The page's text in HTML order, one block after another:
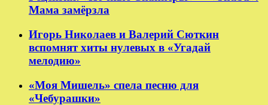
Мама замёрзла
Игорь Николаев и Валерий Сюткин
вспомнят хиты нулевых в «Угадай
мелодию»
«Моя Мишель» спела песню для
«Чебурашки»